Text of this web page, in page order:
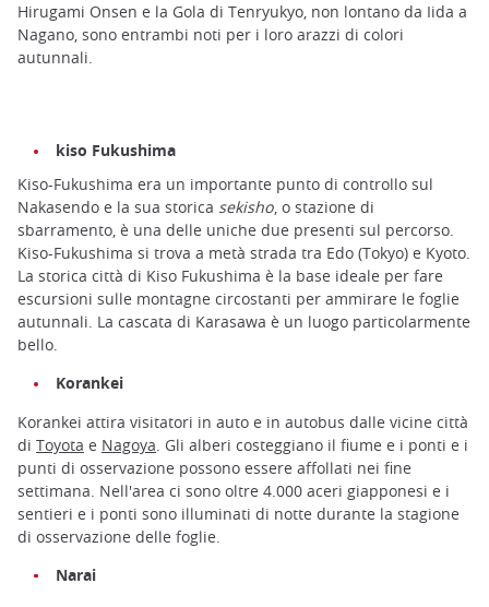
Hirugami Onsen e la Gola di Tenryukyo, non lontano da Iida a
Nagano, sono entrambi noti per i loro arazzi di colori
autunnali.
kiso Fukushima
Kiso-Fukushima era un importante punto di controllo sul
Nakasendo e la sua storica sekisho, o stazione di
sbarramento, è una delle uniche due presenti sul percorso.
Kiso-Fukushima si trova a metà strada tra Edo (Tokyo) e Kyoto.
La storica città di Kiso Fukushima è la base ideale per fare
escursioni sulle montagne circostanti per ammirare le foglie
autunnali. La cascata di Karasawa è un luogo particolarmente
bello.
Korankei
Korankei attira visitatori in auto e in autobus dalle vicine città
di Toyota e Nagoya . Gli alberi costeggiano il fiume e i ponti e i
punti di osservazione possono essere affollati nei fine
settimana. Nell'area ci sono oltre 4.000 aceri giapponesi e i
sentieri e i ponti sono illuminati di notte durante la stagione
di osservazione delle foglie.
Narai